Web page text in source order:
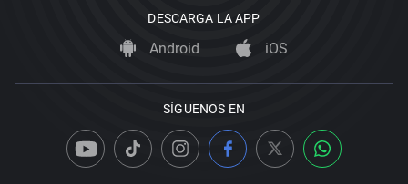
DESCARGA LA APP
Android iOS
SÍGUENOS EN